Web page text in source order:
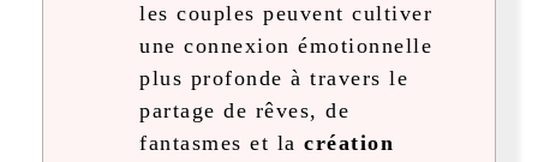
les couples peuvent cultiver
une connexion émotionnelle
plus profonde à travers le
partage de rêves, de
fantasmes et la création